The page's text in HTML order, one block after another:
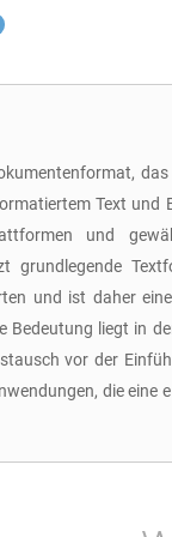
Text und
und
grundlegende
und ist daher
Bedeutung liegt in
vor der
die